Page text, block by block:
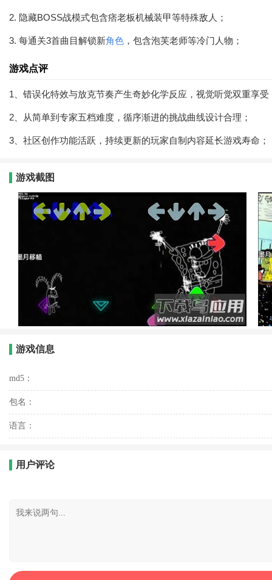
2. 隐藏BOSS战模式包含痞老板机械装甲等特殊敌人；
3. 每通关3首曲目解锁新角色 ，包含泡芙老师等冷门人物；
游戏点评
1、错误化特效与放克节奏产生奇妙化学反应，视觉听觉双重享受
2、从简单到专家五档难度，循序渐进的挑战曲线设计合理；
3、社区创作功能活跃，持续更新的玩家自制内容延长游戏寿命；
游戏截图
游戏信息
md5：
包名：
语言：
用户评论